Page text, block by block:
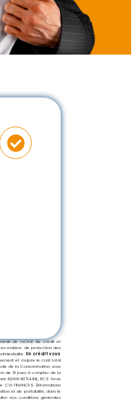
de rachat de crédit et
en matière de protection des
Un crédit vous
et majore le coût total
de la Consommation, vous
de 10 jours à compter de la
62400 BÉTHUNE, RCS Arras
FINANCES (Informations
et de portabilité, dans le
nos conditions générales